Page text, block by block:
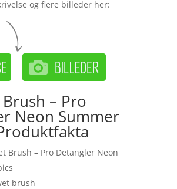
og flere billeder her:
– Pro
Neon Summer
Brush – Pro Detangler Neon
brush